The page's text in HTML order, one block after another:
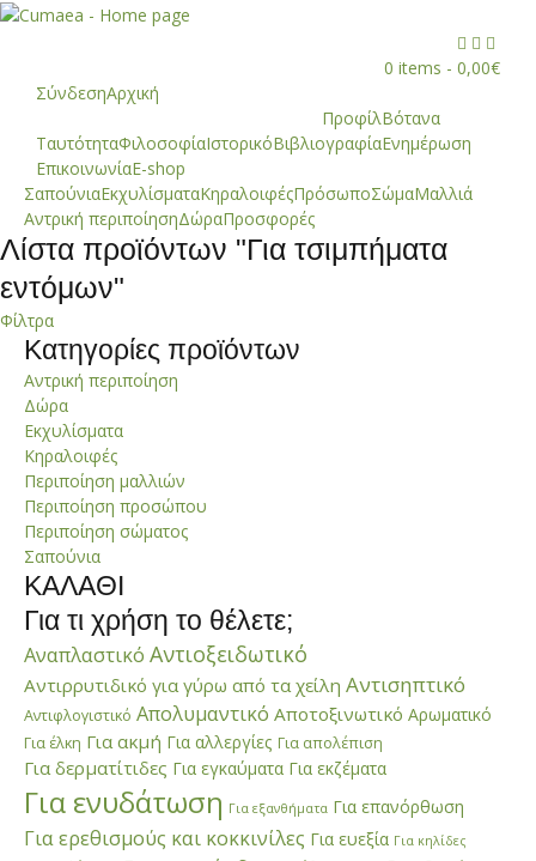
  
0 items - 0,00€
ΣύνδεσηΑρχική
Προφίλ
ΤαυτότηταΦιλοσοφίαΙστορικόΒιβλιογραφία
Βότανα
Ενημέρωση
ΕπικοινωνίαE-shop
ΣαπούνιαΕκχυλίσματαΚηραλοιφέςΠρόσωποΣώμαΜαλλιά
Αντρική περιποίησηΔώραΠροσφορές
Λίστα πρoϊόντων "Για τσιμπήματα
εντόμων"
Φίλτρα
Κατηγορίες προϊόντων
Αντρική περιποίηση
Δώρα
Εκχυλίσματα
Κηραλοιφές
Περιποίηση μαλλιών
Περιποίηση προσώπου
Περιποίηση σώματος
Σαπούνια
ΚΑΛΑΘΙ
Για τι χρήση το θέλετε;
Αναπλαστικό Αντιοξειδωτικό
Αντιρρυτιδικό για γύρω από τα χείλη Αντισηπτικό
Αντιφλογιστικό Απολυμαντικό Αποτοξινωτικό Αρωματικό
Για έλκη Για ακμή Για αλλεργίες Για απολέπιση
Για δερματίτιδες Για εγκαύματα Για εκζέματα
Για ενυδάτωση Για εξανθήματα Για επανόρθωση
Για ερεθισμούς και κοκκινίλες Για ευεξία Για κηλίδες